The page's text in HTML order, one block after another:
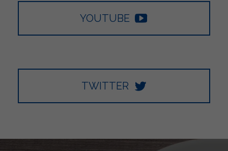
YOUTUBE
TWITTER